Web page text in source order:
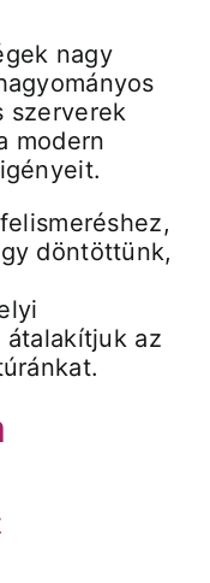
nagy
szerverek
modern
döntöttünk,
az